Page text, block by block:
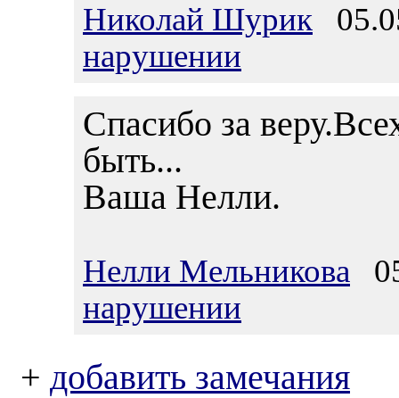
Николай Шурик
нарушении
Спасибо за
быть...
Ваша Нелли.
Нелли Мельникова
нарушении
+ добавить замечания